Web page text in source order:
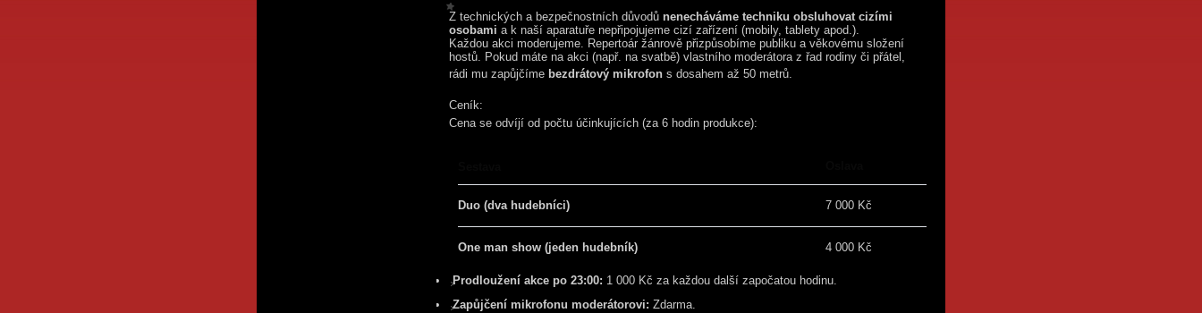
Z technických a bezpečnostních důvodů nenecháváme techniku obsluhovat cizími
osobami a k naší aparatuře nepřipojujeme cizí zařízení (mobily, tablety apod.).
Každou akci moderujeme. Repertoár žánrově přizpůsobíme publiku a věkovému složení
hostů. Pokud máte na akci (např. na svatbě) vlastního moderátora z řad rodiny či přátel,
rádi mu zapůjčíme bezdrátový mikrofon s dosahem až 50 metrů.
Ceník:
Cena se odvíjí od počtu účinkujících (za 6 hodin produkce):
Duo (dva hudebníci) 7 000 Kč
One man show (jeden hudebník) 4 000 Kč
Prodloužení akce po 23:00: 1 000 Kč za každou další započatou hodinu.
Zapůjčení mikrofonu moderátorovi: Zdarma.